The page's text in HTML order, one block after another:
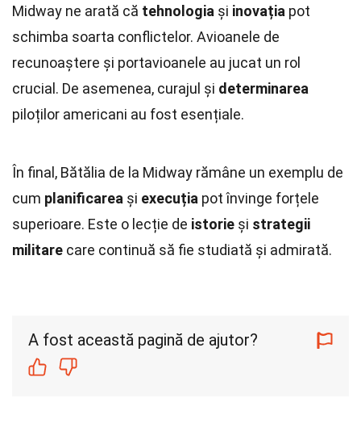
Midway ne arată că tehnologia și inovația pot
schimba soarta conflictelor. Avioanele de
recunoaștere și portavioanele au jucat un rol
crucial. De asemenea, curajul și determinarea
piloților americani au fost esențiale.
În final, Bătălia de la Midway rămâne un exemplu de
cum planificarea și execuția pot învinge forțele
superioare. Este o lecție de istorie și strategii
militare care continuă să fie studiată și admirată.
A fost această pagină de ajutor?